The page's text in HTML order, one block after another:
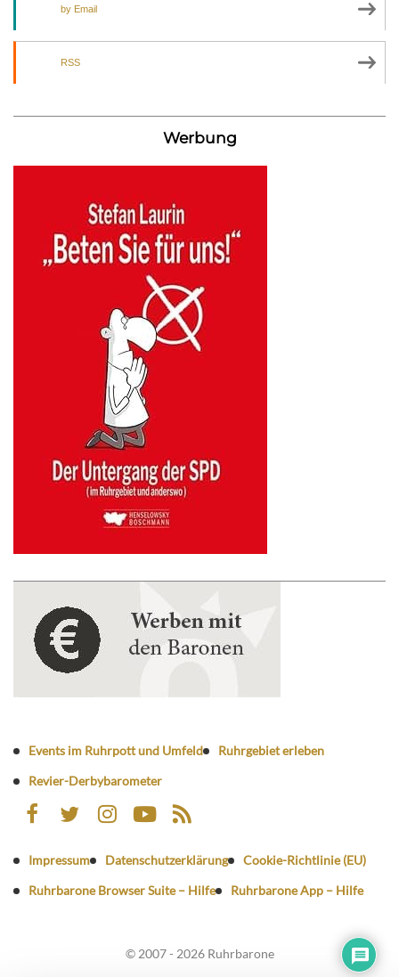
by Email
RSS
Werbung
Events im Ruhrpott und Umfeld
Ruhrgebiet erleben
Revier-Derbybarometer
Impressum Datenschutzerklärung
Cookie-Richtlinie (EU)
Ruhrbarone Browser Suite – Hilfe
Ruhrbarone App – Hilfe
© 2007 - 2026 Ruhrbarone